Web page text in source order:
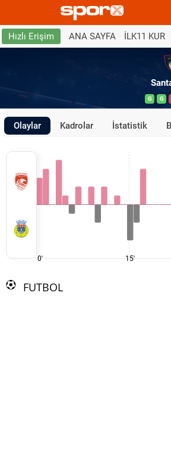
Hızlı Erişim ANA SAYFA İLK11 KUR
G G
Olaylar Kadrolar İstatistik
0' 15'
FUTBOL